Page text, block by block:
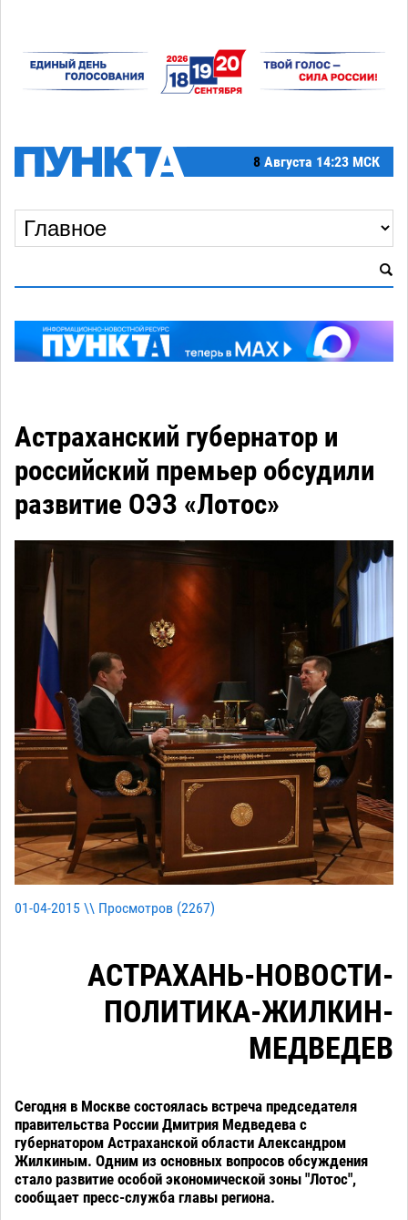
8 Августа 14:23 МСК
Астраханский губернатор и
российский премьер обсудили
развитие ОЭЗ «Лотос»
01-04-2015 \\ Просмотров (2267)
АСТРАХАНЬ-НОВОСТИ-
ПОЛИТИКА-ЖИЛКИН-
МЕДВЕДЕВ
Сегодня в Москве состоялась встреча председателя
правительства России Дмитрия Медведева с
губернатором Астраханской области Александром
Жилкиным. Одним из основных вопросов обсуждения
стало развитие особой экономической зоны "Лотос",
сообщает пресс-служба главы региона.